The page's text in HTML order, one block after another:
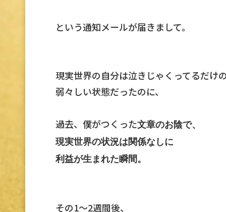
という通知メールが届きまして。
現実世界の自分は泣きじゃくってるだけ
弱々しい状態だったのに、
過去、僕がつくった文章のお陰で、
現実世界の状況は関係なしに
利益が生まれた瞬間。
その1〜2週間後、